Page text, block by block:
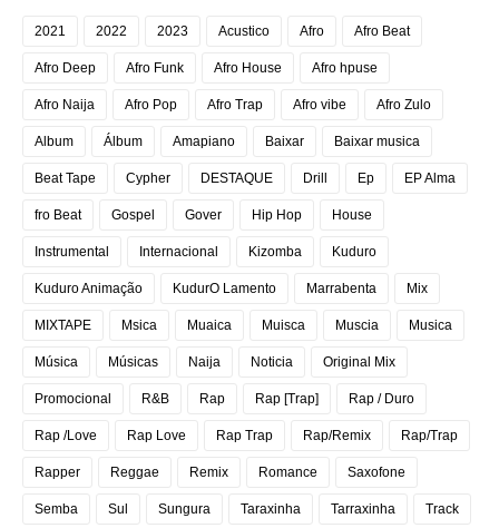
2021 2022 2023 Acustico Afro Afro Beat
Afro Deep Afro Funk Afro House Afro hpuse
Afro Naija Afro Pop Afro Trap Afro vibe Afro Zulo
Album Álbum Amapiano Baixar Baixar musica
Beat Tape Cypher DESTAQUE Drill Ep EP Alma
fro Beat Gospel Gover Hip Hop House
Instrumental Internacional Kizomba Kuduro
Kuduro Animação KudurO Lamento Marrabenta Mix
MIXTAPE Msica Muaica Muisca Muscia Musica
Música Músicas Naija Noticia Original Mix
Promocional R&B Rap Rap [Trap] Rap / Duro
Rap /Love Rap Love Rap Trap Rap/Remix Rap/Trap
Rapper Reggae Remix Romance Saxofone
Semba Sul Sungura Taraxinha Tarraxinha Track